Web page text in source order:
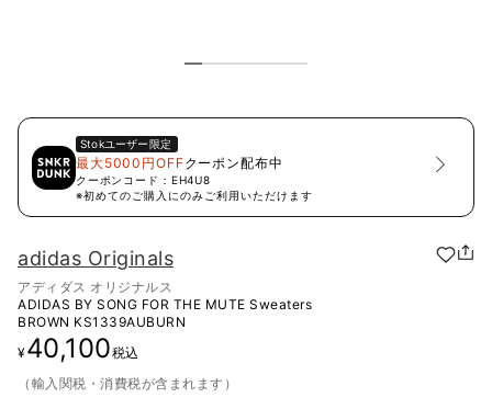
Stokユーザー限定
最大5000円OFFクーポン配布中
クーポンコード： EH4U8
※初めてのご購入にのみご利用いただけます
adidas Originals
アディダス オリジナルス
ADIDAS BY SONG FOR THE MUTE Sweaters
BROWN KS1339AUBURN
¥40,100税込
（輸入関税・消費税が含まれます）